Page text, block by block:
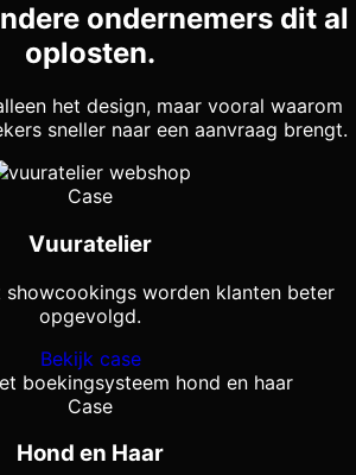
ondernemers dit al
oplosten.
het design, maar vooral waarom
sneller naar een aanvraag brengt.
Case
Vuuratelier
worden klanten beter
opgevolgd.
Bekijk case
Case
Hond en Haar